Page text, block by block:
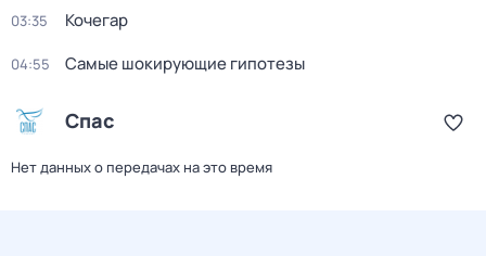
03:35 Кочегар
04:55 Самые шoкиpующие гипотезы
Спас
Нет данных о передачах на это время